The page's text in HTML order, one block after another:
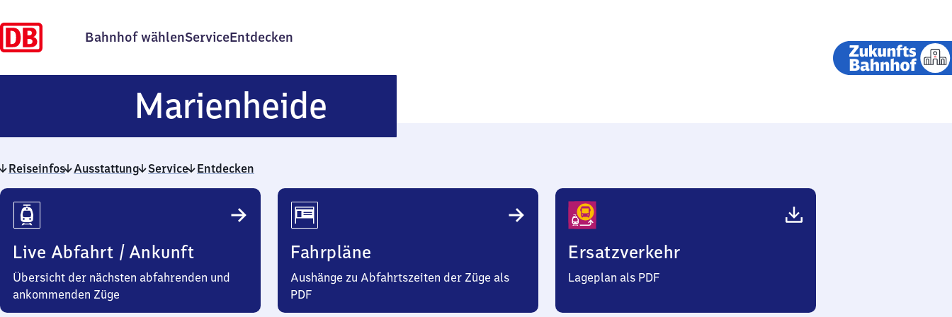
Bahnhof wählenServiceEntdecken
Marienheide
Reiseinfos Ausstattung Service Entdecken
Reiseinfos
Live Abfahrt / Ankunft
Übersicht der nächsten abfahrenden und
ankommenden Züge
Fahrpläne
Aushänge zu Abfahrtszeiten der Züge als
PDF
Ersatzverkehr
Lageplan als PDF